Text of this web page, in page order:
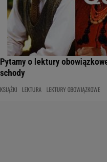
Pytamy o lektury
schody
KSIĄŻKI LEKTURA LEKTURY OBOWIĄZKOWE